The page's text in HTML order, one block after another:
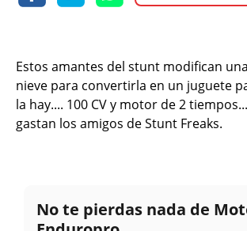
Estos amantes del stunt modifican
nieve para convertirla en un juguete
la hay.... 100 CV y motor de 2
gastan los amigos de Stunt Freaks.
No te pierdas nada de